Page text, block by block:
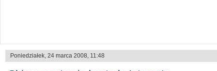
Poniedziałek, 24 marca 2008, 11:48